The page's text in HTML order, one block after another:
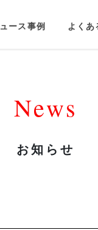
ース事例 よくあ
News
お知らせ